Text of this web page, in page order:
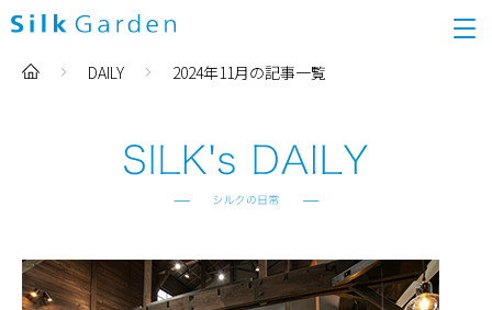
DAILY 2024年11月の記事一覧